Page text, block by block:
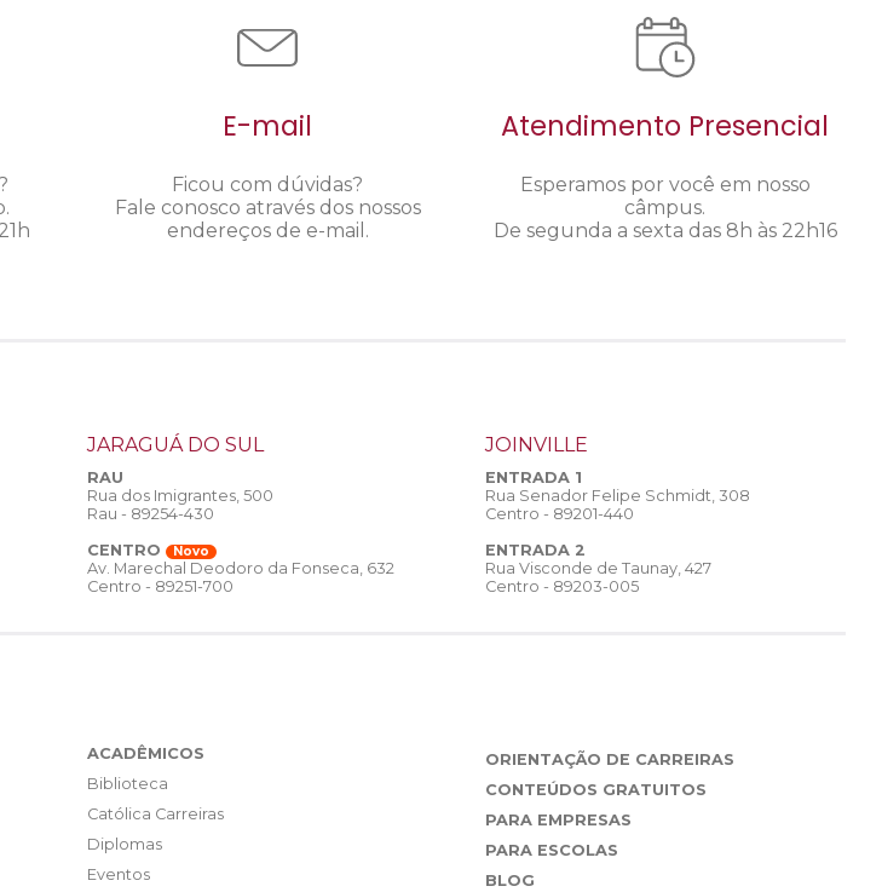
E-mail
Ficou com dúvidas?
Fale conosco através dos nossos
endereços de e-mail.
Atendimento Presencial
Esperamos por você em nosso
câmpus.
De segunda a sexta das 8h às 22h16
JARAGUÁ DO SUL
RAU
Rua dos Imigrantes, 500
Rau - 89254-430
CENTRO
Novo
Av. Marechal Deodoro da Fonseca, 632
Centro - 89251-700
JOINVILLE
ENTRADA 1
Rua Senador Felipe Schmidt, 308
Centro - 89201-440
ENTRADA 2
Rua Visconde de Taunay, 427
Centro - 89203-005
ACADÊMICOS
Biblioteca
Católica Carreiras
Diplomas
Eventos
ORIENTAÇÃO DE CARREIRAS
CONTEÚDOS GRATUITOS
PARA EMPRESAS
PARA ESCOLAS
BLOG